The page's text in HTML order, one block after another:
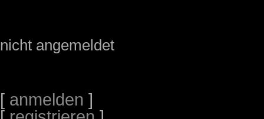
nicht angemeldet
[ anmelden ]